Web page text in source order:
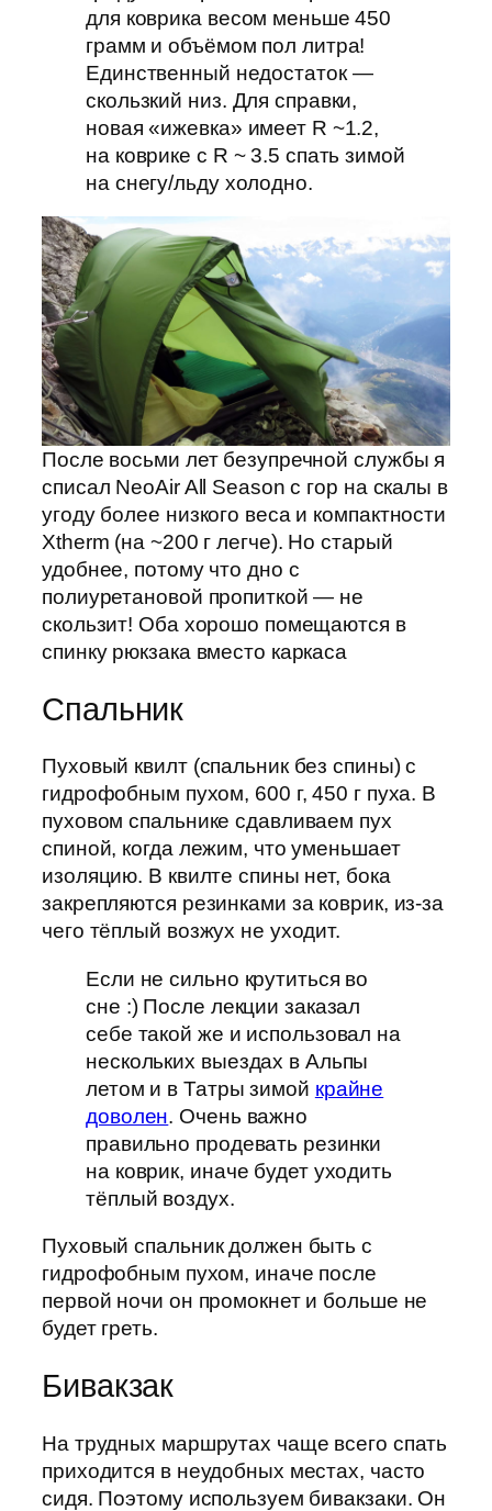
для коврика весом меньше 450
грамм и объёмом пол литра!
Единственный недостаток —
скользкий низ. Для справки,
новая «ижевка» имеет R ~1.2,
на коврике с R ~ 3.5 спать зимой
на снегу/льду холодно.
После восьми лет безупречной службы я
списал NeoAir All Season с гор на скалы в
угоду более низкого веса и компактности
Xtherm (на ~200 г легче). Но старый
удобнее, потому что дно с
полиуретановой пропиткой — не
скользит! Оба хорошо помещаются в
спинку рюкзака вместо каркаса
Спальник
Пуховый квилт (спальник без спины) с
гидрофобным пухом, 600 г, 450 г пуха. В
пуховом спальнике сдавливаем пух
спиной, когда лежим, что уменьшает
изоляцию. В квилте спины нет, бока
закрепляются резинками за коврик, из-за
чего тёплый возжух не уходит.
Если не сильно крутиться во
сне :) После лекции заказал
себе такой же и использовал на
нескольких выездах в Альпы
летом и в Татры зимой крайне
доволен. Очень важно
правильно продевать резинки
на коврик, иначе будет уходить
тёплый воздух.
Пуховый спальник должен быть с
гидрофобным пухом, иначе после
первой ночи он промокнет и больше не
будет греть.
Бивакзак
На трудных маршрутах чаще всего спать
приходится в неудобных местах, часто
сидя. Поэтому используем бивакзаки. Он